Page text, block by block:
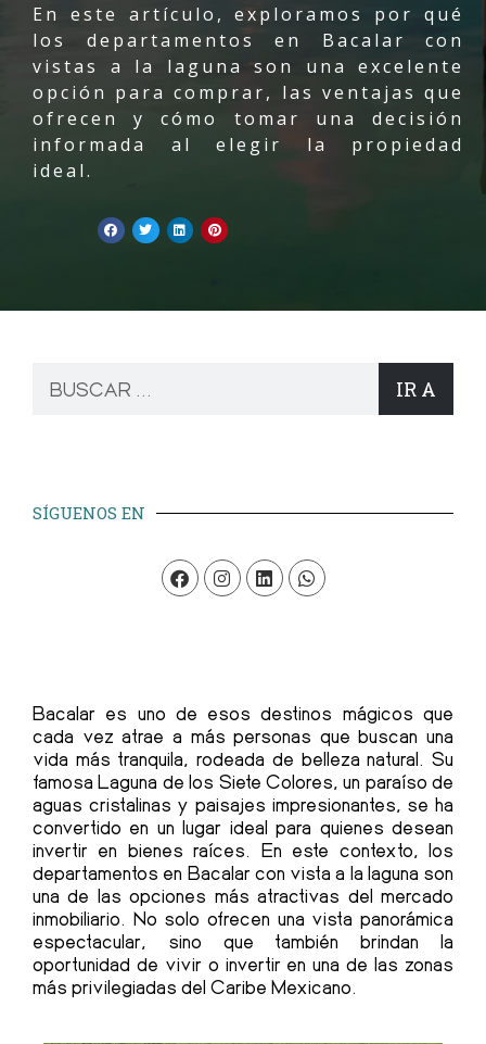
En este artículo, exploramos por qué
los departamentos en Bacalar con
vistas a la laguna son una excelente
opción para comprar, las ventajas que
ofrecen y cómo tomar una decisión
informada al elegir la propiedad
ideal.
IR A
SÍGUENOS EN
Bacalar es uno de esos destinos mágicos que
cada vez atrae a más personas que buscan una
vida más tranquila, rodeada de belleza natural. Su
famosa Laguna de los Siete Colores, un paraíso de
aguas cristalinas y paisajes impresionantes, se ha
convertido en un lugar ideal para quienes desean
invertir en bienes raíces. En este contexto, los
departamentos en Bacalar con vista a la laguna son
una de las opciones más atractivas del mercado
inmobiliario. No solo ofrecen una vista panorámica
espectacular, sino que también brindan la
oportunidad de vivir o invertir en una de las zonas
más privilegiadas del Caribe Mexicano.